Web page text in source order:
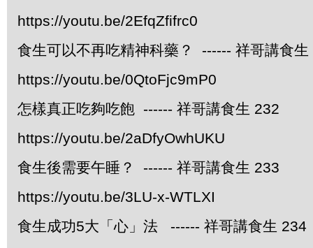
https://youtu.be/2EfqZfifrc0
食生可以不再吃精神科藥？ ------ 祥哥講食生
https://youtu.be/0QtoFjc9mP0
怎樣真正吃夠吃飽 ------ 祥哥講食生 232
https://youtu.be/2aDfyOwhUKU
食生後需要午睡？ ------ 祥哥講食生 233
https://youtu.be/3LU-x-WTLXI
食生成功5大「心」法 ------ 祥哥講食生 234